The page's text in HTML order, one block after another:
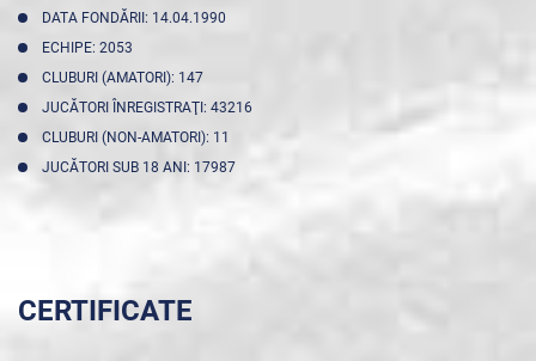
DATA FONDĂRII: 14.04.1990
ECHIPE: 2053
CLUBURI (AMATORI): 147
JUCĂTORI ÎNREGISTRAŢI: 43216
CLUBURI (NON-AMATORI): 11
JUCĂTORI SUB 18 ANI: 17987
CERTIFICATE